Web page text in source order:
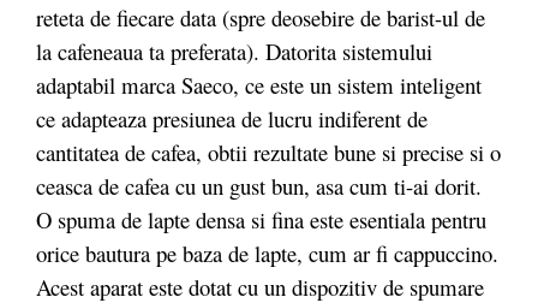
reteta de fiecare data (spre deosebire de barist-ul de
la cafeneaua ta preferata). Datorita sistemului
adaptabil marca Saeco, ce este un sistem inteligent
ce adapteaza presiunea de lucru indiferent de
cantitatea de cafea, obtii rezultate bune si precise si o
ceasca de cafea cu un gust bun, asa cum ti-ai dorit.
O spuma de lapte densa si fina este esentiala pentru
orice bautura pe baza de lapte, cum ar fi cappuccino.
Acest aparat este dotat cu un dispozitiv de spumare